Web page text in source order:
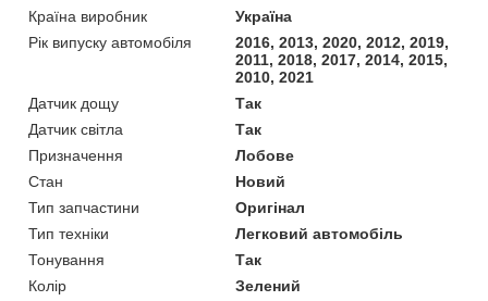
Країна виробник
Україна
Рік випуску автомобіля
2016, 2013, 2020, 2012, 2019,
2011, 2018, 2017, 2014, 2015,
2010, 2021
Датчик дощу
Так
Датчик світла
Так
Призначення
Лобове
Стан
Новий
Тип запчастини
Оригінал
Тип техніки
Легковий автомобіль
Тонування
Так
Колір
Зелений